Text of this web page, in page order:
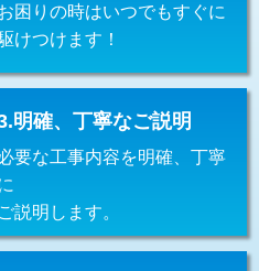
プ
22,000円+材料費
11,000円+材料費
13,200円
16,500円
栓） 16,500円
困りの時はいつでもすぐに
けつけます！
明確、丁寧なご説明
要な工事内容を明確、丁寧
ご説明します。